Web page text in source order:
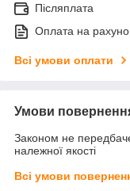
Післяплата
Оплата на
Всі умови оплати
Умови
Законом не
належної якості
Всі умови